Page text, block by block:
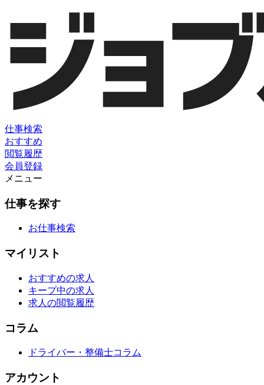
仕事検索
おすすめ
閲覧履歴
会員登録
メニュー
仕事を探す
お仕事検索
マイリスト
おすすめの求人
キープ中の求人
求人の閲覧履歴
コラム
ドライバー・整備士コラム
アカウント